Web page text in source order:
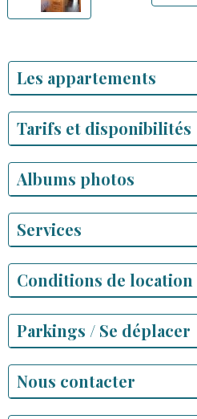
Les appartements
Tarifs et disponibilités
Albums photos
Services
Conditions de location
Parkings / Se déplacer
Nous contacter